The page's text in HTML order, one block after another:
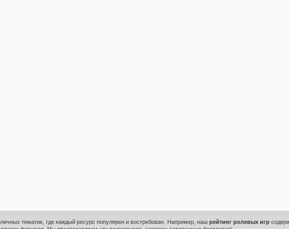
тематик, где каждый ресурс популярен и востребован. Например, наш рейтинг ролевых игр